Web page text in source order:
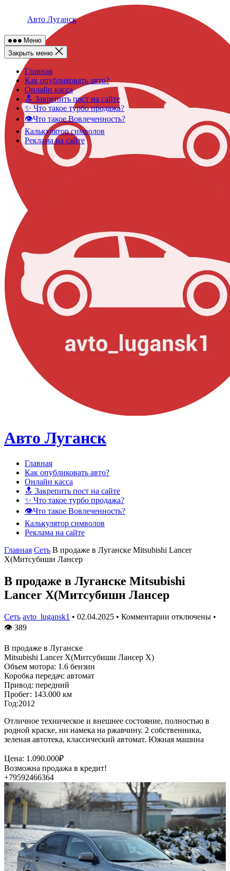
Авто Луганск
Меню
Закрыть меню
Главная
Как опубликовать авто?
Онлайн касса
🔝 Закрепить пост на сайте
✨ Что такое турбо продажа?
👁️Что такое Вовлеченность?
Калькулятор символов
Реклама на сайте
Авто Луганск
Главная
Как опубликовать авто?
Онлайн касса
🔝 Закрепить пост на сайте
✨ Что такое турбо продажа?
👁️Что такое Вовлеченность?
Калькулятор символов
Реклама на сайте
Главная Сеть В продаже в Луганске Mitsubishi Lancer
X(Митсубиши Лансер
В продаже в Луганске Mitsubishi
Lancer X(Митсубиши Лансер
Сеть avto_lugansk1 • 02.04.2025 • Комментарии отключены •
👁 389
В продаже в Луганске
Mitsubishi Lancer X(Митсубиши Лансер Х)
Объем мотора: 1.6 бензин
Коробка передач: автомат
Привод: передний
Пробег: 143.000 км
Год:2012
Отличное техническое и внешнее состояние, полностью в
родной краске, ни намека на ржавчину. 2 собственника,
зеленая автотека, классический автомат. Южная машина
Цена: 1.090.000₽
Возможна продажа в кредит!
+79592466364